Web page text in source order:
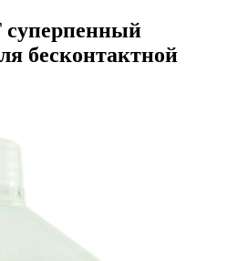
бесконтактной